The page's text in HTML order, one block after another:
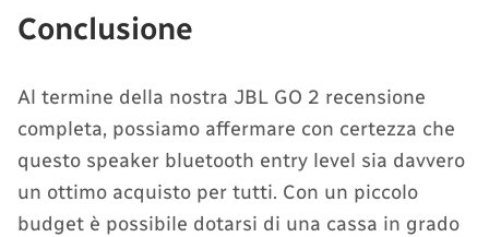
Conclusione
Al termine della nostra JBL GO 2 recensione
completa, possiamo affermare con certezza che
questo speaker bluetooth entry level sia davvero
un ottimo acquisto per tutti. Con un piccolo
budget è possibile dotarsi di una cassa in grado